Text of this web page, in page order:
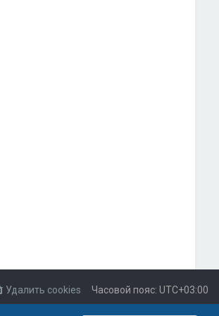
Часовой пояс: UTC+03:00
Удалить cookies